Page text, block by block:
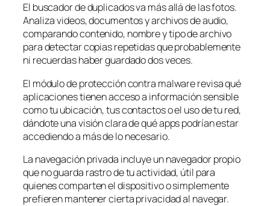
El buscador de duplicados va más allá de las fotos.
Analiza videos, documentos y archivos de audio,
comparando contenido, nombre y tipo de archivo
para detectar copias repetidas que probablemente
ni recuerdas haber guardado dos veces.
El módulo de protección contra malware revisa qué
aplicaciones tienen acceso a información sensible
como tu ubicación, tus contactos o el uso de tu red,
dándote una visión clara de qué apps podrían estar
accediendo a más de lo necesario.
La navegación privada incluye un navegador propio
que no guarda rastro de tu actividad, útil para
quienes comparten el dispositivo o simplemente
prefieren mantener cierta privacidad al navegar.